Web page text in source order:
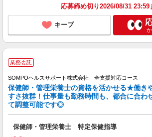
応募締め切り2026/08/31 23:59
キープ
業務委託
SOMPOヘルスサポート株式会社 全支援対応コース
保健師・管理栄養士の資格を活かせる★働き
すさ抜群！仕事量も勤務時間も、都合に合わ
て調整可能です◎
保健師・管理栄養士 特定保健指導